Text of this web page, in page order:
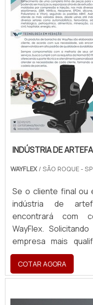
INDÚSTRIA DE
WAYFLEX / SÃO ROQUE - SP
Se o cliente final ou
indústria de
encontrará com
WayFlex.
empresa mais
descobrindo a líder
quesito é indústria
com os
COTAR AGORA